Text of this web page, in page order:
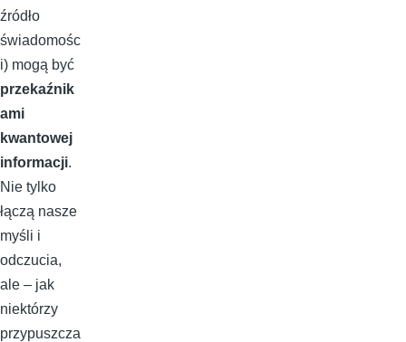
źródło
świadomośc
i) mogą być
przekaźnik
ami
kwantowej
informacji.
Nie tylko
łączą nasze
myśli i
odczucia,
ale – jak
niektórzy
przypuszcza